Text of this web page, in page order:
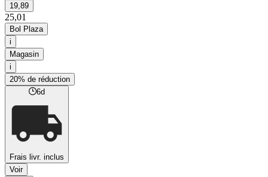
19,89
25,01
Bol Plaza
i
Magasin
i
20% de réduction
6d
Frais livr. inclus
Voir